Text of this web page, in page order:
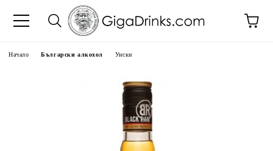
Начало Български алкохол Уиски